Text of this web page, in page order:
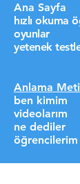
Ana Sayfa
hızlı okuma
oyunlar
yetenek
Anlama
ben kimim
videolarım
ne dediler
öğrencilerim